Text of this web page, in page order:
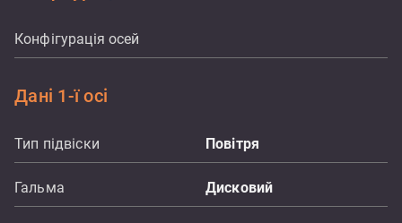
Конфігурація осей
Дані 1-ї осі
Тип підвіски Повітря
Гальма Дисковий